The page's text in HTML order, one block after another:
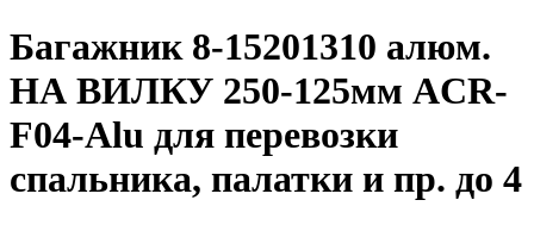
Багажник 8-15201310 алюм.
НА ВИЛКУ 250-125мм ACR-
F04-Alu для перевозки
спальника, палатки и пр. до 4